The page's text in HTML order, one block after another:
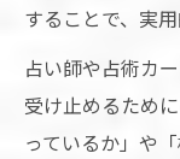
することで、実
占い師や占術カ
受け止めるため
っているか」や